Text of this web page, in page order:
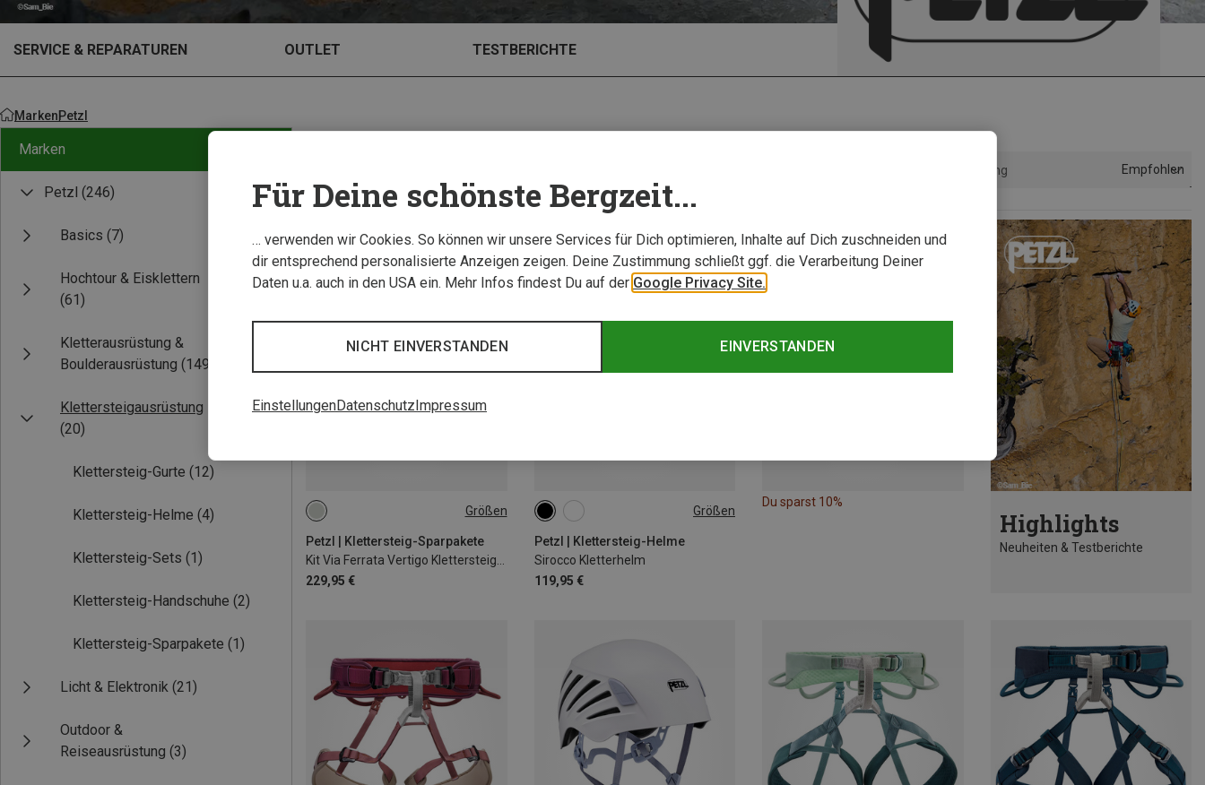
SERVICE & REPARATUREN OUTLET TESTBERICHTE
MarkenPetzl
Marken
Petzl (246)
Basics (7)
Hochtour & Eisklettern
(61)
Kletterausrüstung &
Boulderausrüstung (149)
Klettersteigausrüstung
(20)
Klettersteig-Gurte (12)
Klettersteig-Helme (4)
Klettersteig-Sets (1)
Klettersteig-Handschuhe (2)
Klettersteig-Sparpakete (1)
Licht & Elektronik (21)
Outdoor &
Reiseausrüstung (3)
Sortierung Empfohlen
Größen
Petzl | Klettersteig-Sparpakete
229,95 €
65-96CM Größen
Petzl | Klettersteig-Helme
Sirocco Kletterhelm
119,95 €
48-58CM
Du sparst 10%
Highlights
Neuheiten & Testberichte
Für Deine schönste Bergzeit...
… verwenden wir Cookies. So können wir unsere Services für Dich optimieren, Inhalte auf Dich zuschneiden und
dir entsprechend personalisierte Anzeigen zeigen. Deine Zustimmung schließt ggf. die Verarbeitung Deiner
Daten u.a. auch in den USA ein. Mehr Infos findest Du auf der Google Privacy Site.
EINVERSTANDEN
NICHT EINVERSTANDEN
EinstellungenDatenschutzImpressum